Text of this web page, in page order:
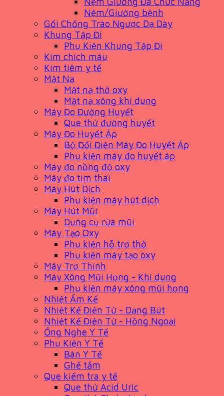
Nệm/Giường bệnh
Gối Chống Trào Ngược Dạ Dày
Khung Tập Đi
Phụ Kiện Khung Tập Đi
Kim chích máu
Kim tiêm y tế
Mặt Nạ
Mặt nạ thở oxy
Mặt nạ xông khí dung
Máy Đo Đường Huyết
Que thử đường huyết
Máy Đo Huyết Áp
Bộ Đổi Điện Máy Đo Huyết Áp
Phụ kiện máy đo huyết áp
Máy đo nồng độ oxy
Máy đo tim thai
Máy Hút Dịch
Phụ kiện máy hút dịch
Máy Hút Mũi
Dụng cụ rửa mũi
Máy Tạo Oxy
Phụ kiện hỗ trợ thở
Phụ kiện máy tạo oxy
Máy Trợ Thính
Máy Xông Mũi Họng - Khí dung
Phụ kiện máy xông mũi họng
Nhiệt Ẩm Kế
Nhiệt Kế Điện Tử - Dạng Bút
Nhiệt Kế Điện Tử - Hồng Ngoại
Ống Nghe Y Tế
Phụ Kiện Y Tế
Bàn Y Tế
Ghế tắm
Que kiểm tra y tế
Que thử Acid Uric